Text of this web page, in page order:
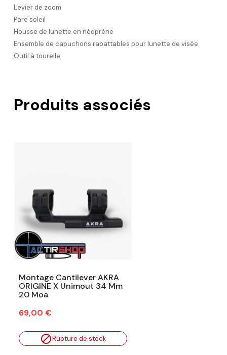
Levier de zoom
Pare soleil
Housse de lunette en néoprène
Ensemble de capuchons rabattables pour lunette de visée
Outil à tourelle
Produits associés
Montage Cantilever AKRA
ORIGINE X Unimout 34 Mm
20 Moa
Prix
69,00 €
Rupture de stock